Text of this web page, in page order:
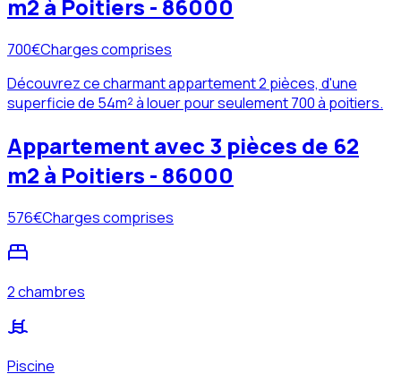
m2 à Poitiers - 86000
700€Charges comprises
Découvrez ce charmant appartement 2 pièces, d'une
superficie de 54m² à louer pour seulement 700 à poitiers.
Appartement avec 3 pièces de 62
m2 à Poitiers - 86000
576€Charges comprises
2 chambres
Piscine